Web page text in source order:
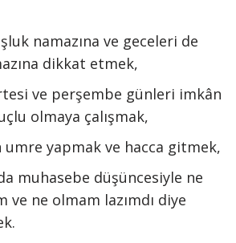
namazına ve geceleri de
dikkat etmek,
ve perşembe günleri imkân
olmaya çalışmak,
umre yapmak ve hacca gitmek,
muhasebe düşüncesiyle ne
ve ne olmam lazımdı diye